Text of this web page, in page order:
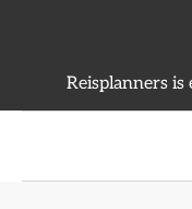
Reisplanners